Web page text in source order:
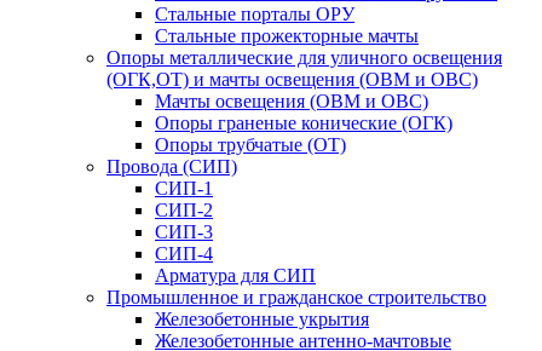
Стальные порталы ОРУ
Стальные прожекторные мачты
Опоры металлические для уличного освещения
(ОГК,ОТ) и мачты освещения (ОВМ и ОВС)
Мачты освещения (ОВМ и ОВС)
Опоры граненые конические (ОГК)
Опоры трубчатые (ОТ)
Провода (СИП)
СИП-1
СИП-2
СИП-3
СИП-4
Арматура для СИП
Промышленное и гражданское строительство
Железобетонные укрытия
Железобетонные антенно-мачтовые